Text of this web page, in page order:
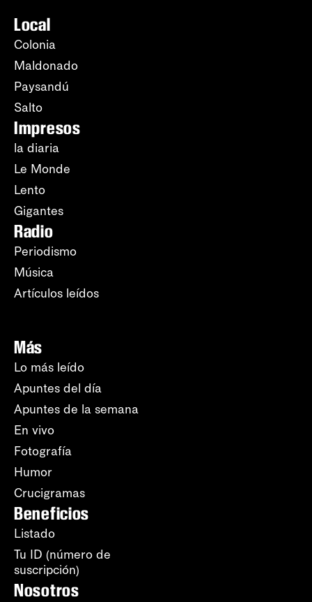
Local
Colonia
Maldonado
Paysandú
Salto
Impresos
la diaria
Le Monde
Lento
Gigantes
Radio
Periodismo
Música
Artículos leídos
Más
Lo más leído
Apuntes del día
Apuntes de la semana
En vivo
Fotografía
Humor
Crucigramas
Beneficios
Listado
Tu ID (número de
suscripción)
Nosotros